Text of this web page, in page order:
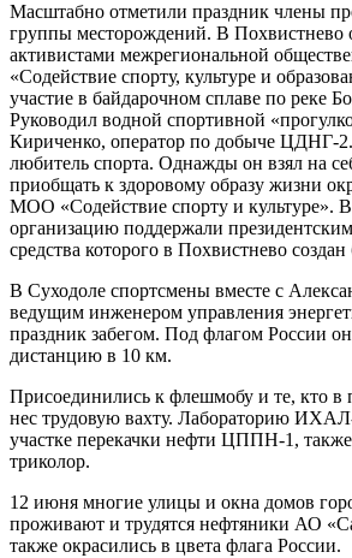
Масштабно отметили праздник члены
группы месторождений. В Похвистнево
активистами межрегиональной
«Содействие спорту, культуре и
участие в байдарочном сплаве по реке
Руководил водной спортивной
Кириченко, оператор по добыче ЦДНГ-
любитель спорта. Однажды он взял на
приобщать к здоровому образу жизни
МОО «Содействие спорту и культуре». В
организацию поддержали
средства которого в Похвистнево
В Суходоле спортсмены вместе с
ведущим инженером управления
праздник забегом. Под флагом России
дистанцию в 10 км.
Присоединились к флешмобу и те, кто в
нес трудовую вахту. Лабораторию
участке перекачки нефти ЦППН-1,
триколор.
12 июня многие улицы и окна домов
проживают и трудятся нефтяники АО
также окрасились в цвета флага России.